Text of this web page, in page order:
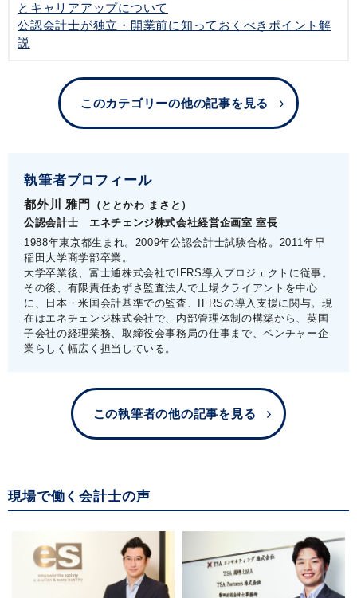
とキャリアアップについて
公認会計士が独立・開業前に知っておくべきポイント解
説
このカテゴリーの他の記事を見る
執筆者プロフィール
都外川 雅門
（ととかわ まさと）
公認会計士 エネチェンジ株式会社経営企画室 室長
1988年東京都生まれ。2009年公認会計士試験合格。2011年早
稲田大学商学部卒業。
大学卒業後、富士通株式会社でIFRS導入プロジェクトに従事。
その後、有限責任あずさ監査法人で上場クライアントを中心
に、日本・米国会計基準での監査、IFRSの導入支援に関与。現
在はエネチェンジ株式会社で、内部管理体制の構築から、英国
子会社の経理業務、取締役会事務局の仕事まで、ベンチャー企
業らしく幅広く担当している。
この執筆者の他の記事を見る
現場で働く会計士の声